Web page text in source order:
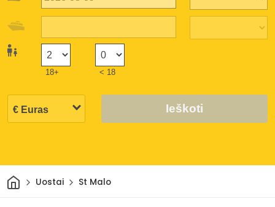
18+ < 18
Ieškoti
Pradžia
Uostai St Malo